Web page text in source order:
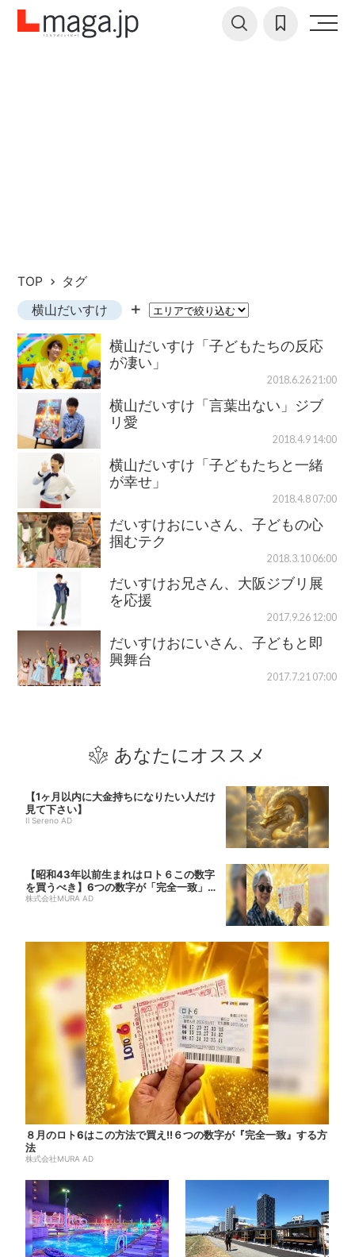
TOP
タグ
横山だいすけ
横山だいすけ「子どもたちの反応
が凄い」
2018.6.26 21:00
横山だいすけ「言葉出ない」ジブ
リ愛
2018.4.9 14:00
横山だいすけ「子どもたちと一緒
が幸せ」
2018.4.8 07:00
だいすけおにいさん、子どもの心
掴むテク
2018.3.10 06:00
だいすけお兄さん、大阪ジブリ展
を応援
2017.9.26 12:00
だいすけおにいさん、子どもと即
興舞台
2017.7.21 07:00
あなたにオススメ
【1ヶ月以内に大金持ちになりたい人だけ
見て下さい】
Il Sereno AD
【昭和43年以前生まれはロト６この数字
を買うべき】6つの数字が「完全一致」す
る方...
株式会社MURA AD
８月のロト6はこの方法で買え!!６つの数字が『完全一致』する方
法
株式会社MURA AD